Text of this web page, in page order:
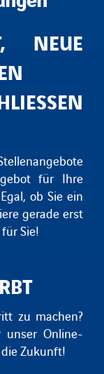
NEUE
S
für Ihre
ob Sie ein
gerade erst
Sie!
zu machen?
unser Online-
Zukunft!